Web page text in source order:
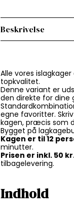
Beskrivelse
Alle vores
topkvalitet.
Denne variant er
den direkte for dine
egne favoritter.
kagen, præcis som
Bygget på
Kagen er til 12
minutter.
Prisen er inkl. 50
tilbagelevering.
Indhold